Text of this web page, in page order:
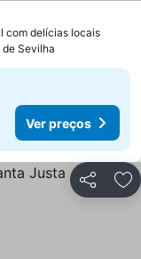
com delícias locais
Sevilha
Ver preços
Partilhar